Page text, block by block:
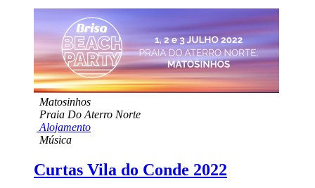
Matosinhos
Praia Do Aterro Norte
Alojamento
Música
Curtas Vila do Conde 2022